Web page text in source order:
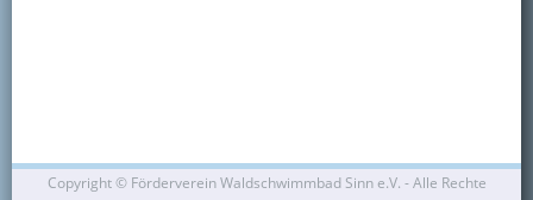
Team
Copyright © Förderverein Waldschwimmbad Sinn e.V. - Alle Rechte